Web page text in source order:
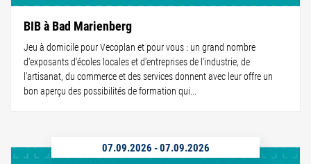
BIB à Bad Marienberg
Jeu à domicile pour Vecoplan et pour vous : un grand nombre
d'exposants d'écoles locales et d'entreprises de l'industrie, de
l'artisanat, du commerce et des services donnent avec leur offre un
bon aperçu des possibilités de formation qui...
07.09.2026 -07.09.2026